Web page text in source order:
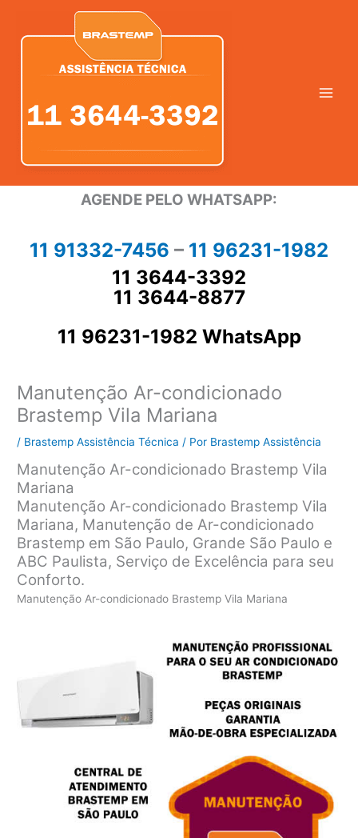
AGENDE PELO WHATSAPP:
11 91332-7456 – 11 96231-1982
11 3644-3392
11 3644-8877
11 96231-1982 WhatsApp
Manutenção Ar-condicionado
Brastemp Vila Mariana
/ Brastemp Assistência Técnica / Por Brastemp Assistência
Manutenção Ar-condicionado Brastemp Vila
Mariana
Manutenção Ar-condicionado Brastemp Vila
Mariana, Manutenção de Ar-condicionado
Brastemp em São Paulo, Grande São Paulo e
ABC Paulista, Serviço de Excelência para seu
Conforto.
Manutenção Ar-condicionado Brastemp Vila Mariana